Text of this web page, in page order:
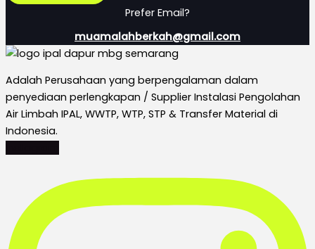
Prefer Email?
muamalahberkah@gmail.com
Adalah Perusahaan yang berpengalaman dalam
penyediaan perlengkapan / Supplier Instalasi Pengolahan
Air Limbah IPAL, WWTP, WTP, STP & Transfer Material di
Indonesia.